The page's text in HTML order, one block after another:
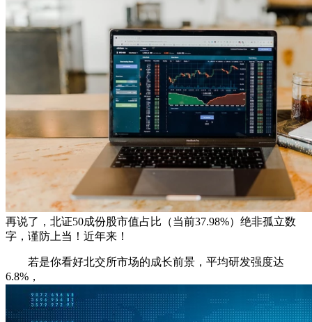
再说了，北证50成份股市值占比（当前37.98%）绝非孤立数
字，谨防上当！近年来！
若是你看好北交所市场的成长前景，平均研发强度达
6.8%，